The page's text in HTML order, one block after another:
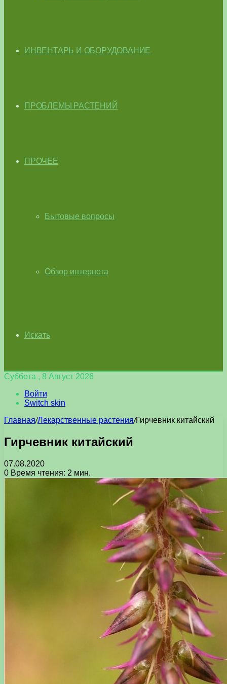
ИНВЕНТАРЬ И ОБОРУДОВАНИЕ
ПРОБЛЕМЫ РАСТЕНИЙ
ПРОЧЕЕ
Бытовые вопросы
Обзор интернета
Искать
Суббота , 8 Август 2026
Войти
Switch skin
Главная/Лекарственные растения/Гирчевник китайский
Гирчевник китайский
07.08.2020
0 Время чтения: 2 мин.